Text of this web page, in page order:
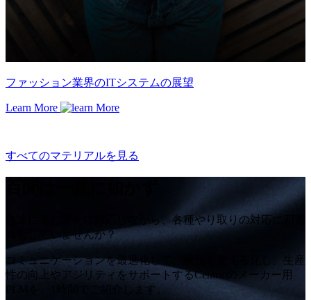
ファッション業界のITシステムの展望
Learn More
すべてのマテリアルを見る
急速に進む変化に対応しながら、各種やり取りの対応に四苦
八苦していませんか？
コミュニケーションを最適化して、状況を見える化し、生産
性の向上やアジリティをサポートするCentricのメーカー用
PLMを、1時間でご紹介します。